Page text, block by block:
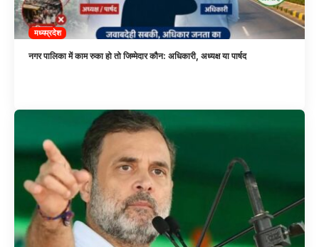
मध्यप्रदेश
नगर पालिका में काम रुका हो तो जिम्मेदार कौन: अधिकारी, अध्यक्ष या पार्षद